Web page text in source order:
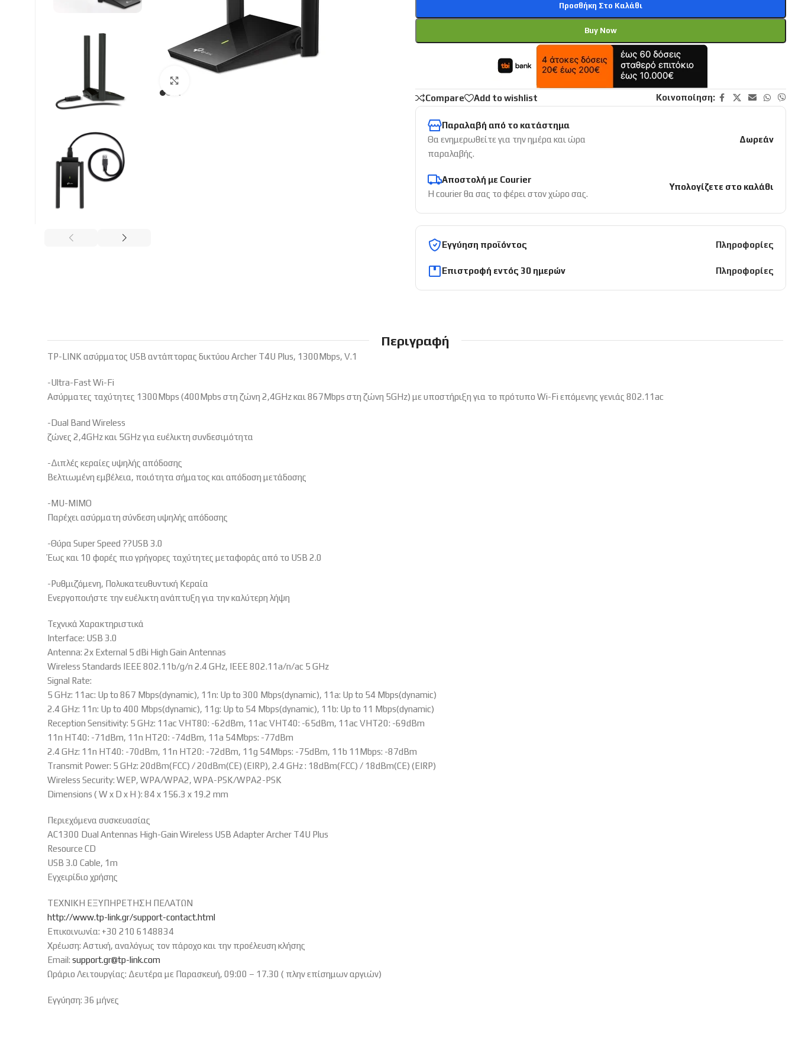
Προσθήκη Στο Καλάθι
Buy Now
Compare Add to wishlist Κοινοποίηση:
Παραλαβή από το κατάστημα
Θα ενημερωθείτε για την ημέρα και ώρα
παραλαβής.
Δωρεάν
Αποστολή με Courier
Η courier θα σας το φέρει στον χώρο σας.
Υπολογίζετε στο καλάθι
Εγγύηση προϊόντος Πληροφορίες
Επιστροφή εντός 30 ημερών Πληροφορίες
Περιγραφή
TP-LINK ασύρματος USB αντάπτορας δικτύου Archer T4U Plus, 1300Mbps, V.1
-Ultra-Fast Wi-Fi
Ασύρματες ταχύτητες 1300Mbps (400Mpbs στη ζώνη 2,4GHz και 867Mbps στη ζώνη 5GHz) με υποστήριξη για το πρότυπο Wi-Fi επόμενης γενιάς 802.11ac
-Dual Band Wireless
ζώνες 2,4GHz και 5GHz για ευέλικτη συνδεσιμότητα
-Διπλές κεραίες υψηλής απόδοσης
Βελτιωμένη εμβέλεια, ποιότητα σήματος και απόδοση μετάδοσης
-MU-MIMO
Παρέχει ασύρματη σύνδεση υψηλής απόδοσης
-Θύρα Super Speed ??USB 3.0
Έως και 10 φορές πιο γρήγορες ταχύτητες μεταφοράς από το USB 2.0
-Ρυθμιζόμενη, Πολυκατευθυντική Κεραία
Ενεργοποιήστε την ευέλικτη ανάπτυξη για την καλύτερη λήψη
Τεχνικά Χαρακτηριστικά
Interface: USB 3.0
Antenna: 2x External 5 dBi High Gain Antennas
Wireless Standards IEEE 802.11b/g/n 2.4 GHz, IEEE 802.11a/n/ac 5 GHz
Signal Rate:
5 GHz: 11ac: Up to 867 Mbps(dynamic), 11n: Up to 300 Mbps(dynamic), 11a: Up to 54 Mbps(dynamic)
2.4 GHz: 11n: Up to 400 Mbps(dynamic), 11g: Up to 54 Mbps(dynamic), 11b: Up to 11 Mbps(dynamic)
Reception Sensitivity: 5 GHz: 11ac VHT80: -62dBm, 11ac VHT40: -65dBm, 11ac VHT20: -69dBm
11n HT40: -71dBm, 11n HT20: -74dBm, 11a 54Mbps: -77dBm
2.4 GHz: 11n HT40: -70dBm, 11n HT20: -72dBm, 11g 54Mbps: -75dBm, 11b 11Mbps: -87dBm
Transmit Power: 5 GHz: 20dBm(FCC) / 20dBm(CE) (EIRP), 2.4 GHz : 18dBm(FCC) / 18dBm(CE) (EIRP)
Wireless Security: WEP, WPA/WPA2, WPA-PSK/WPA2-PSK
Dimensions ( W x D x H ): 84 x 156.3 x 19.2 mm
Περιεχόμενα συσκευασίας
AC1300 Dual Antennas High-Gain Wireless USB Adapter Archer T4U Plus
Resource CD
USB 3.0 Cable, 1m
Εγχειρίδιο χρήσης
ΤΕΧΝΙΚΗ ΕΞΥΠΗΡΕΤΗΣΗ ΠΕΛΑΤΩΝ
http://www.tp-link.gr/support-contact.html
Επικοινωνία: +30 210 6148834
Χρέωση: Αστική, αναλόγως τον πάροχο και την προέλευση κλήσης
Email: support.gr@tp-link.com
Ωράριο Λειτουργίας: Δευτέρα με Παρασκευή, 09:00 – 17.30 ( πλην επίσημων αργιών)
Εγγύηση: 36 μήνες